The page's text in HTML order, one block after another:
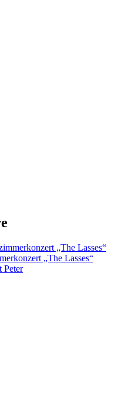
„The Lasses“
„The Lasses“
Peter